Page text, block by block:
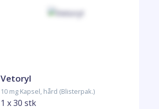
Vetoryl
10 mg Kapsel, hård (Blisterpak.)
1 x 30 stk